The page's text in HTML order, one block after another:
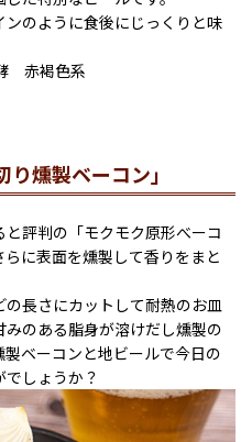
のように食後にじっくりと味
赤褐色系
燻製ベーコン」
評判の「モクモク原形べーコ
に表面を燻製して香りをまと
長さにカットして耐熱のお皿
のある脂身が溶けだし燻製の
ベーコンと地ビールで今日の
しょうか？